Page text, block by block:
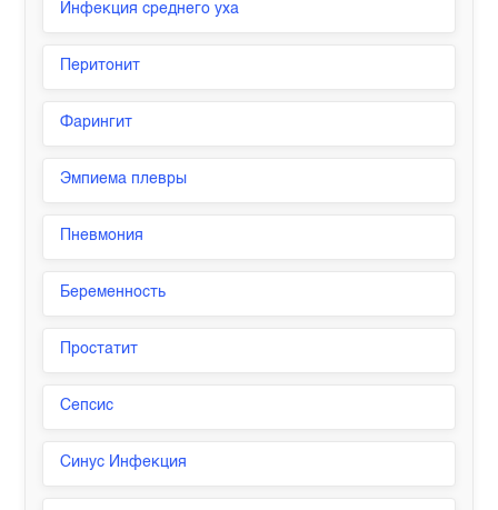
Инфекция среднего уха
Перитонит
Фарингит
Эмпиема плевры
Пневмония
Беременность
Простатит
Сепсис
Синус Инфекция